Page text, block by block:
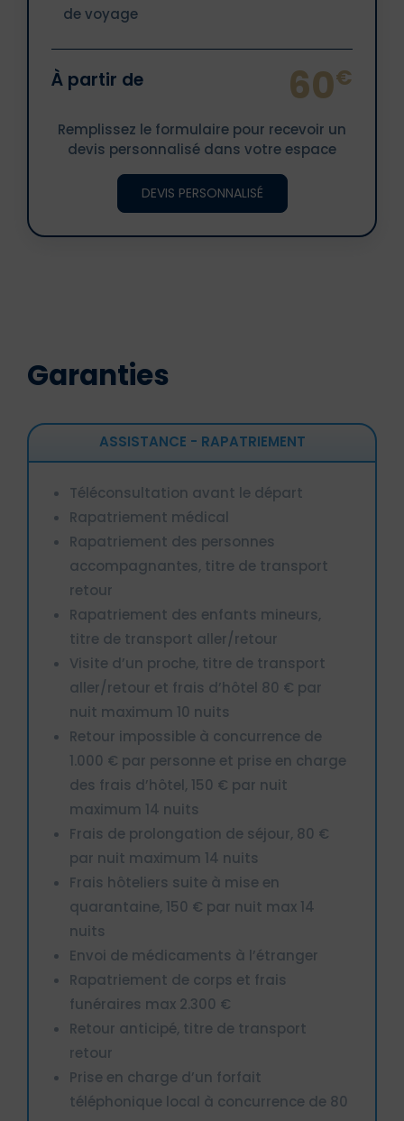
de voyage
À partir de 60€
Remplissez le formulaire pour recevoir un
devis personnalisé dans votre espace
DEVIS PERSONNALISÉ
Garanties
ASSISTANCE - RAPATRIEMENT
Téléconsultation avant le départ
Rapatriement médical
Rapatriement des personnes
accompagnantes, titre de transport
retour
Rapatriement des enfants mineurs,
titre de transport aller/retour
Visite d’un proche, titre de transport
aller/retour et frais d’hôtel 80 € par
nuit maximum 10 nuits
Retour impossible à concurrence de
1.000 € par personne et prise en charge
des frais d’hôtel, 150 € par nuit
maximum 14 nuits
Frais de prolongation de séjour, 80 €
par nuit maximum 14 nuits
Frais hôteliers suite à mise en
quarantaine, 150 € par nuit max 14
nuits
Envoi de médicaments à l’étranger
Rapatriement de corps et frais
funéraires max 2.300 €
Retour anticipé, titre de transport
retour
Prise en charge d’un forfait
téléphonique local à concurrence de 80